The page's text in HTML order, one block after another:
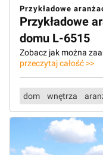
Przykładowe
Przykładowe
domu L-6515
Zobacz jak można
przeczytaj całość >>
dom wnętrza